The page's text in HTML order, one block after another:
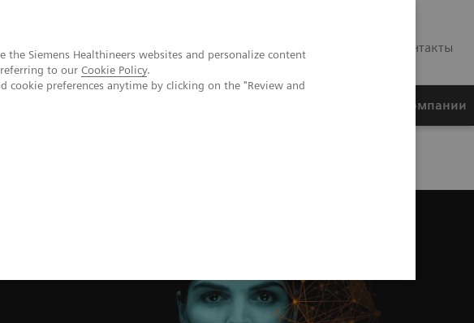
Siemens Healthineers websites and personalize content
to our Cookie Policy.
preferences anytime by clicking on the "Review and
Контакты
О компании
ACUSON Redwood